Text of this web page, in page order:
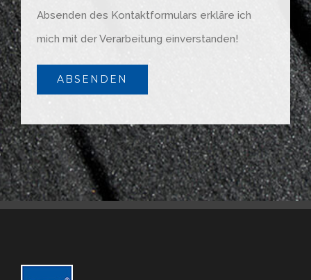
Absenden des Kontaktformulars erkläre ich
mich mit der Verarbeitung einverstanden!